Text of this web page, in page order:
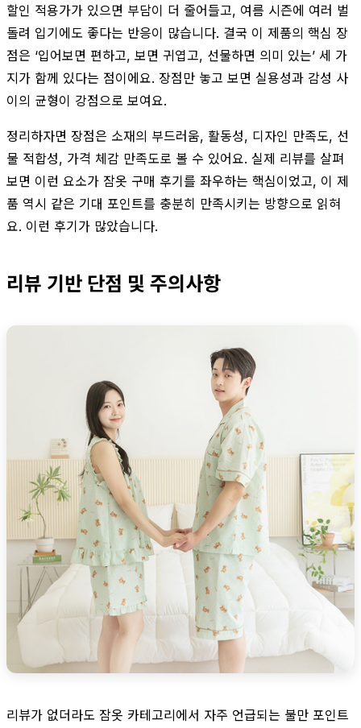
할인 적용가가 있으면 부담이 더 줄어들고, 여름 시즌에 여러 벌
돌려 입기에도 좋다는 반응이 많습니다. 결국 이 제품의 핵심 장
점은 ‘입어보면 편하고, 보면 귀엽고, 선물하면 의미 있는’ 세 가
지가 함께 있다는 점이에요. 장점만 놓고 보면 실용성과 감성 사
이의 균형이 강점으로 보여요.
정리하자면 장점은 소재의 부드러움, 활동성, 디자인 만족도, 선
물 적합성, 가격 체감 만족도로 볼 수 있어요. 실제 리뷰를 살펴
보면 이런 요소가 잠옷 구매 후기를 좌우하는 핵심이었고, 이 제
품 역시 같은 기대 포인트를 충분히 만족시키는 방향으로 읽혀
요. 이런 후기가 많았습니다.
리뷰 기반 단점 및 주의사항
리뷰가 없더라도 잠옷 카테고리에서 자주 언급되는 불만 포인트